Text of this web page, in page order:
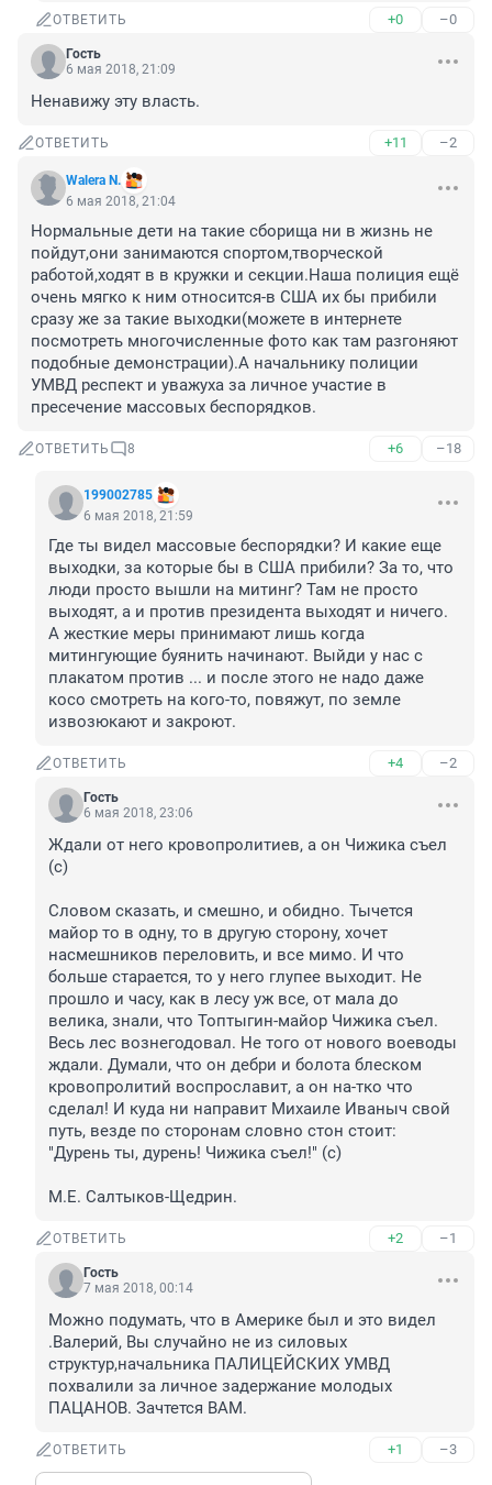
ОТВЕТИТЬ +0 –0
Гость
6 мая 2018, 21:09
Ненавижу эту власть.
ОТВЕТИТЬ +11 –2
Walera N.
6 мая 2018, 21:04
Нормальные дети на такие сборища ни в жизнь не
пойдут,они занимаются спортом,творческой
работой,ходят в в кружки и секции.Наша полиция ещё
очень мягко к ним относится-в США их бы прибили
сразу же за такие выходки(можете в интернете
посмотреть многочисленные фото как там разгоняют
подобные демонстрации).А начальнику полиции
УМВД респект и уважуха за личное участие в
пресечение массовых беспорядков.
ОТВЕТИТЬ 8 +6 –18
199002785
6 мая 2018, 21:59
Где ты видел массовые беспорядки? И какие еще
выходки, за которые бы в США прибили? За то, что
люди просто вышли на митинг? Там не просто
выходят, а и против президента выходят и ничего.
А жесткие меры принимают лишь когда
митингующие буянить начинают. Выйди у нас с
плакатом против ... и после этого не надо даже
косо смотреть на кого-то, повяжут, по земле
извозюкают и закроют.
ОТВЕТИТЬ +4 –2
Гость
6 мая 2018, 23:06
Ждали от него кровопролитиев, а он Чижика съел
(с)
Словом сказать, и смешно, и обидно. Тычется
майор то в одну, то в другую сторону, хочет
насмешников переловить, и все мимо. И что
больше старается, то у него глупее выходит. Не
прошло и часу, как в лесу уж все, от мала до
велика, знали, что Топтыгин-майор Чижика съел.
Весь лес вознегодовал. Не того от нового воеводы
ждали. Думали, что он дебри и болота блеском
кровопролитий воспрославит, а он на-тко что
сделал! И куда ни направит Михаиле Иваныч свой
путь, везде по сторонам словно стон стоит:
"Дурень ты, дурень! Чижика съел!" (с)
М.Е. Салтыков-Щедрин.
ОТВЕТИТЬ +2 –1
Гость
7 мая 2018, 00:14
Можно подумать, что в Америке был и это видел
.Валерий, Вы случайно не из силовых
структур,начальника ПАЛИЦЕЙСКИХ УМВД
похвалили за личное задержание молодых
ПАЦАНОВ. Зачтется ВАМ.
ОТВЕТИТЬ +1 –3